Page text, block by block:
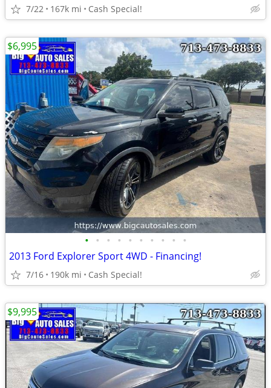
7/22 167k mi Cash Special!
• • • • • • • • • •
2013 Ford Explorer Sport 4WD - Financing!
7/16 190k mi Cash Special!
$6,995
$9,995